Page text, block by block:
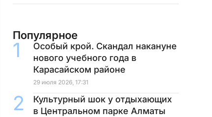
Популярное
Особый крой. Скандал накануне
нового учебного года в
Карасайском районе
29 июля 2026, 17:31
Культурный шок у отдыхающих
в Центральном парке Алматы